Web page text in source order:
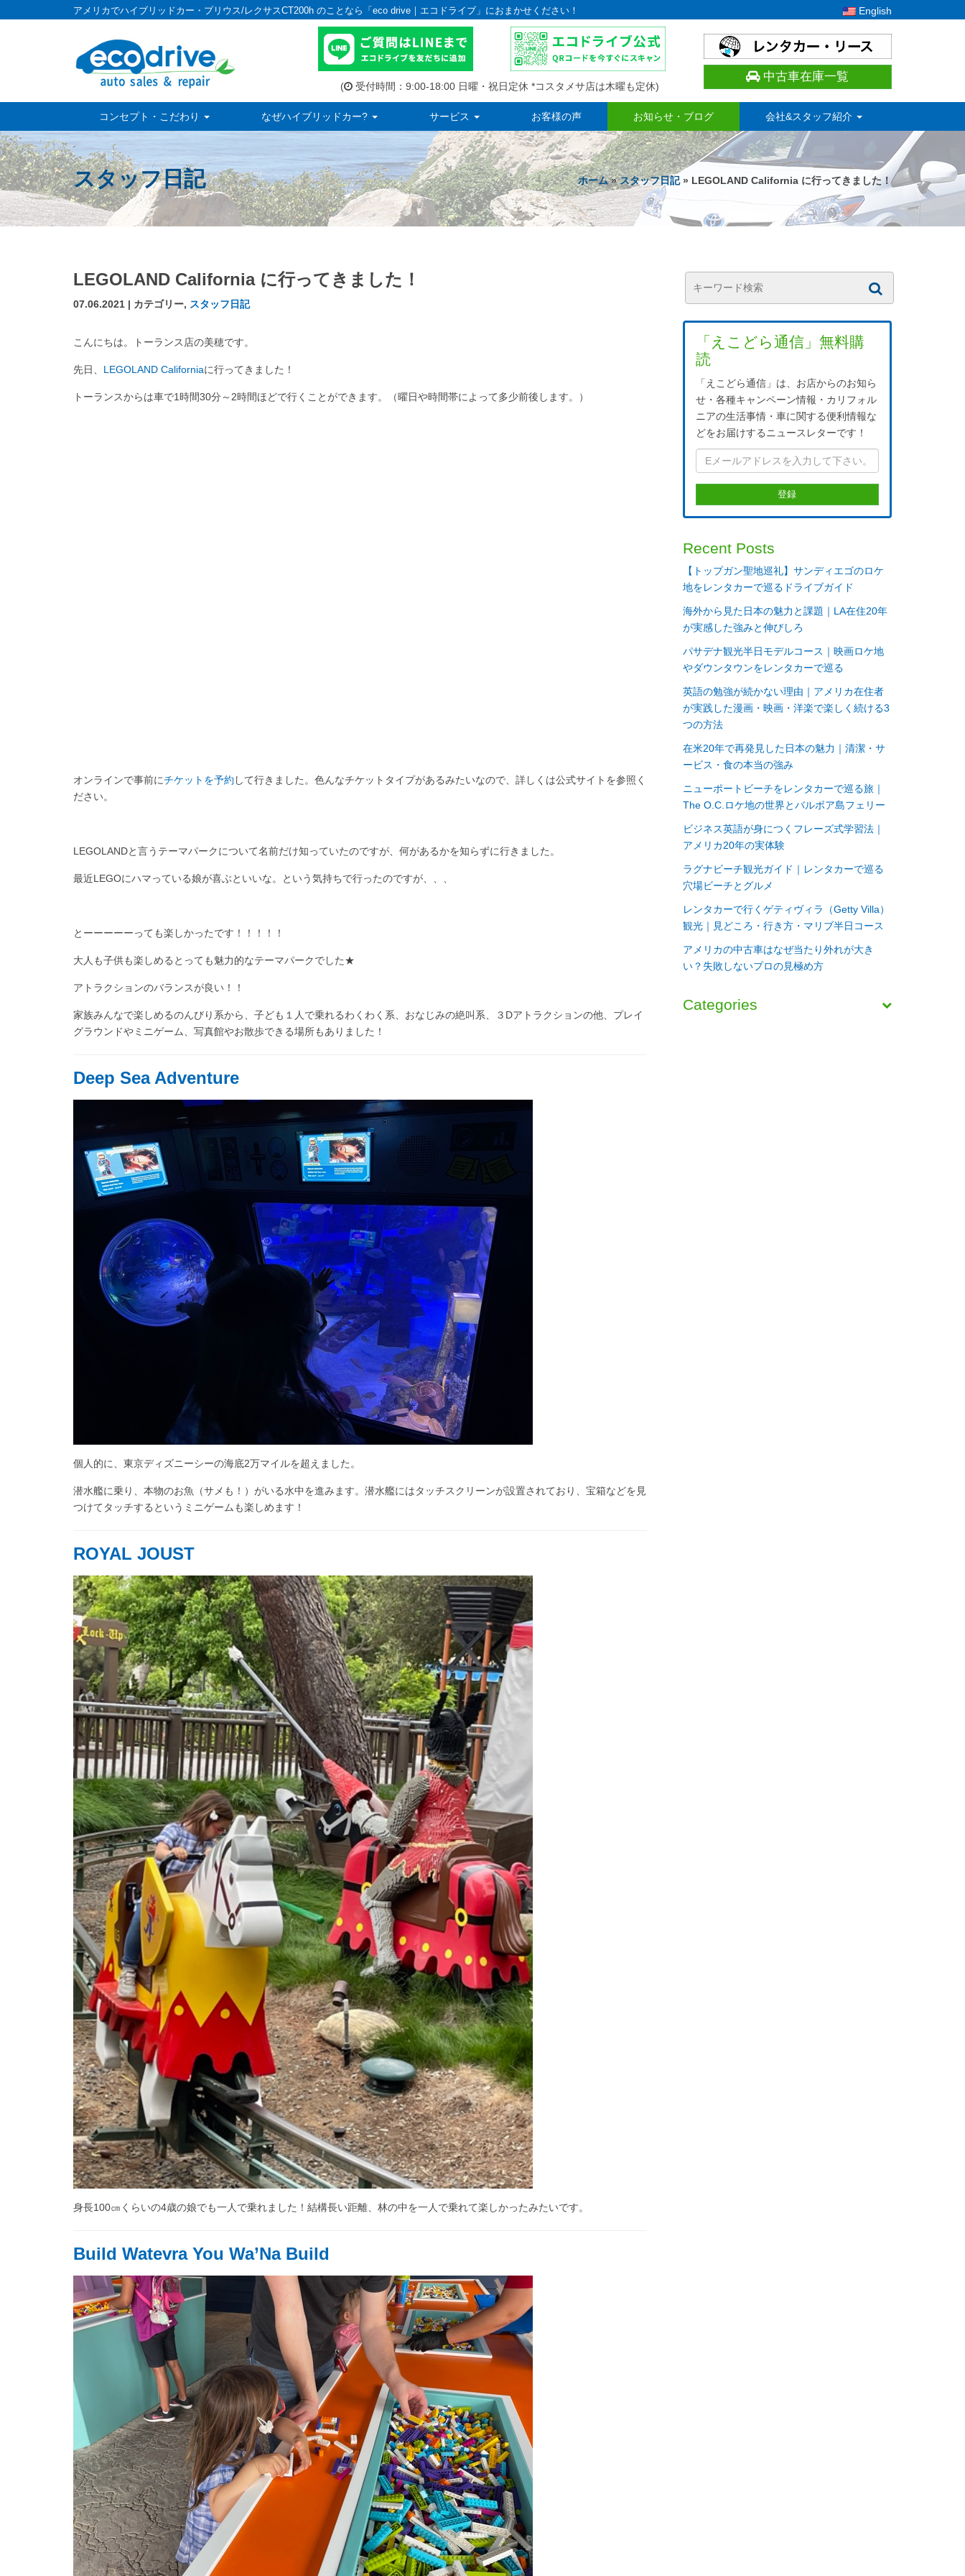
アメリカでハイブリッドカー・プリウス/レクサスCT200h のことなら「eco drive｜エコドライブ」におまかせください！ English
( 受付時間：9:00-18:00 日曜・祝日定休 *コスタメサ店は木曜も定休)
中古車在庫一覧
コンセプト・こだわり なぜハイブリッドカー? サービス お客様の声 お知らせ・ブログ 会社&スタッフ紹介
スタッフ日記 ホーム»スタッフ日記» LEGOLAND California に行ってきました！
LEGOLAND California に行ってきました！
07.06.2021 | カテゴリー, スタッフ日記
こんにちは。トーランス店の美穂です。
先日、 LEGOLAND Californiaに行ってきました！
トーランスからは車で1時間30分～2時間ほどで行くことができます。（曜日や時間帯によって多少前後します。）
オンラインで事前にチケットを予約 して行きました。色んなチケットタイプがあるみたいなので、詳しくは公式サイトを参照く
ださい。
LEGOLANDと言うテーマパークについて名前だけ知っていたのですが、何があるかを知らずに行きました。
最近LEGOにハマっている娘が喜ぶといいな。という気持ちで行ったのですが、、、
とーーーーーっても楽しかったです！！！！！
大人も子供も楽しめるとっても魅力的なテーマパークでした★
アトラクションのバランスが良い！！
家族みんなで楽しめるのんびり系から、子ども１人で乗れるわくわく系、おなじみの絶叫系、３Dアトラクションの他、プレイ
グラウンドやミニゲーム、写真館やお散歩できる場所もありました！
Deep Sea Adventure
個人的に、東京ディズニーシーの海底2万マイルを超えました。
潜水艦に乗り、本物のお魚（サメも！）がいる水中を進みます。潜水艦にはタッチスクリーンが設置されており、宝箱などを見
つけてタッチするというミニゲームも楽しめます！
ROYAL JOUST
身長100㎝くらいの4歳の娘でも一人で乗れました！結構長い距離、林の中を一人で乗れて楽しかったみたいです。
Build Watevra You Wa’Na Build
「えこどら通信」無料購
読
「えこどら通信」は、お店からのお知ら
せ・各種キャンペーン情報・カリフォル
ニアの生活事情・車に関する便利情報な
どをお届けするニュースレターです！
Recent Posts
【トップガン聖地巡礼】サンディエゴのロケ
地をレンタカーで巡るドライブガイド
海外から見た日本の魅力と課題｜LA在住20年
が実感した強みと伸びしろ
パサデナ観光半日モデルコース｜映画ロケ地
やダウンタウンをレンタカーで巡る
英語の勉強が続かない理由｜アメリカ在住者
が実践した漫画・映画・洋楽で楽しく続ける3
つの方法
在米20年で再発見した日本の魅力｜清潔・サ
ービス・食の本当の強み
ニューポートビーチをレンタカーで巡る旅｜
The O.C.ロケ地の世界とバルボア島フェリー
ビジネス英語が身につくフレーズ式学習法｜
アメリカ20年の実体験
ラグナビーチ観光ガイド｜レンタカーで巡る
穴場ビーチとグルメ
レンタカーで行くゲティヴィラ（Getty Villa）
観光｜見どころ・行き方・マリブ半日コース
アメリカの中古車はなぜ当たり外れが大き
い？失敗しないプロの見極め方
Categories